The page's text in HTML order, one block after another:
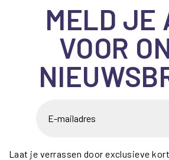
MELD JE
VOOR
Laat je verrassen door exclusieve